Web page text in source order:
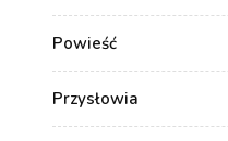
Powieść
Przysłowia